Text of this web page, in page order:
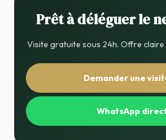
Prêt à déléguer le
Visite gratuite sous 24h. Offre
Demander une
WhatsApp